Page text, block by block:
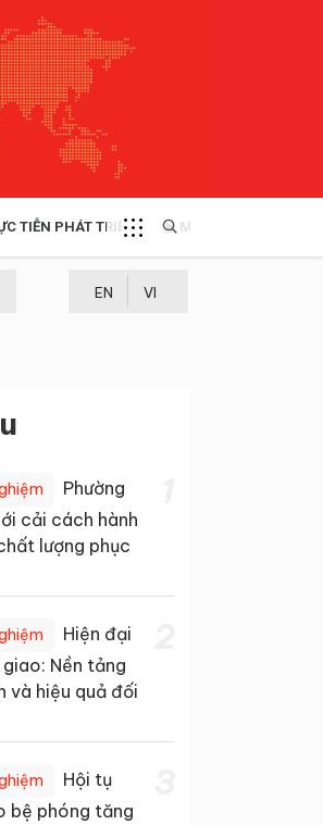
TIỄN PHÁT TRIỂN MULTIMEDIA
EN VI
Phường
cải cách hành
lượng phục
Hiện đại
Nền tảng
và hiệu quả đối
Hội tụ
bệ phóng tăng